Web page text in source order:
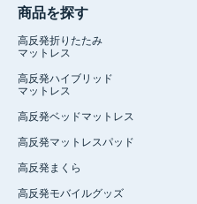
商品を探す
高反発折りたたみ
マットレス
高反発ハイブリッド
マットレス
高反発ベッドマットレス
高反発マットレスパッド
高反発まくら
高反発モバイルグッズ